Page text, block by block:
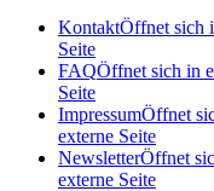
KontaktÖffnet sich
Seite
FAQÖffnet sich in
Seite
ImpressumÖffnet
externe Seite
NewsletterÖffnet
externe Seite